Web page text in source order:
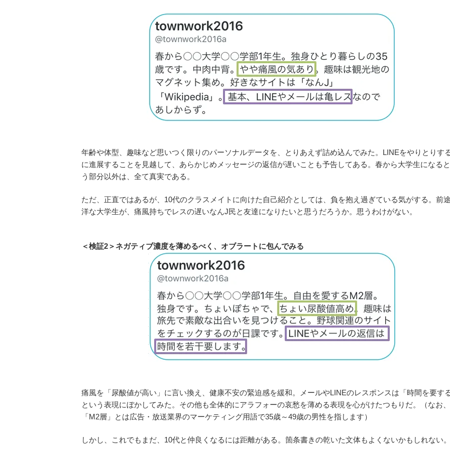
年齢や体型、趣味など思いつく限りのパーソナルデータを、とりあえず詰め込んでみた。LINEをやりとりす
に進展することを見越して、あらかじめメッセージの返信が遅いことも予告してある。春から大学生になる
う部分以外は、全て真実である。
ただ、正直ではあるが、10代のクラスメイトに向けた自己紹介としては、負を抱え過ぎている気がする。前
洋な大学生が、痛風持ちでレスの遅いなんJ民と友達になりたいと思うだろうか。思うわけがない。
＜検証2＞ネガティブ濃度を薄めるべく、オブラートに包んでみる
痛風を「尿酸値が高い」に言い換え、健康不安の緊迫感を緩和。メールやLINEのレスポンスは「時間を要す
という表現にぼかしてみた。その他も全体的にアラフォーの哀愁を薄める表現を心がけたつもりだ。（なお、
「M2層」とは広告・放送業界のマーケティング用語で35歳～49歳の男性を指します）
しかし、これでもまだ、10代と仲良くなるには距離がある。箇条書きの乾いた文体もよくないかもしれない